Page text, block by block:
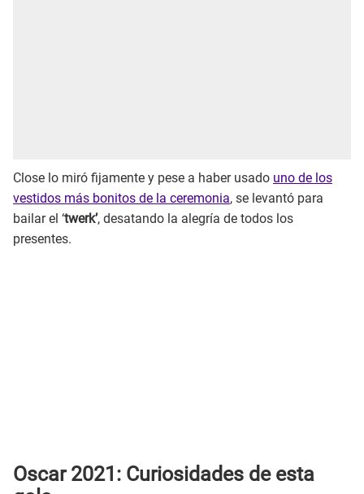
Close lo miró fijamente y pese a haber usado uno de los
vestidos más bonitos de la ceremonia, se levantó para
bailar el ‘twerk’, desatando la alegría de todos los
presentes.
Oscar 2021: Curiosidades de esta